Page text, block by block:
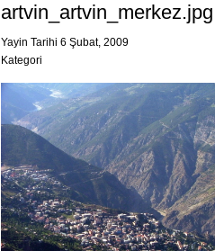
artvin_artvin_merkez.jpg
Yayin Tarihi 6 Şubat, 2009
Kategori